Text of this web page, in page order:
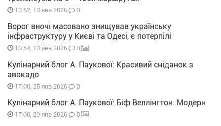
13:52, 13 янв 2026 0
Ворог вночі масовано знищував українську
інфраструктуру у Києві та Одесі, є потерпілі
10:54, 13 янв 2026 0
Кулінарний блог А. Паукової: Красивий сніданок з
авокадо
17:00, 25 янв 2026 0
Кулінарний блог А. Паукової: Біф Веллінгтон. Модерн
17:00, 29 янв 2026 0